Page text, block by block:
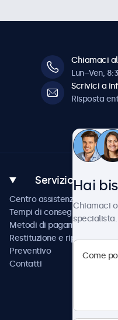
Chiamaci al
Lun–Ven,
Scrivici a
Risposta
Servizio Clienti
Centro assistenza
Tempi di consegna
Metodi di pagamento
Restituzione e riparazione
Preventivo
Contatti
Hai
Chiamaci
specialista.